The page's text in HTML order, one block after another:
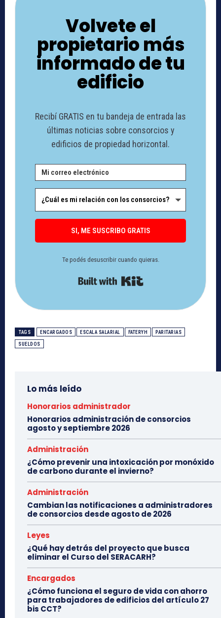
Volvete el
propietario más
informado de tu
edificio
Recibí GRATIS en tu bandeja de entrada las
últimas noticias sobre consorcios y
edificios de propiedad horizontal.
SI, ME SUSCRIBO GRATIS
Te podés desuscribir cuando quieras.
TAGS ENCARGADOS ESCALA SALARIAL FATERYH PARITARIAS
SUELDOS
Lo más leído
Honorarios administrador
Honorarios administración de consorcios
agosto y septiembre 2026
Administración
¿Cómo prevenir una intoxicación por monóxido
de carbono durante el invierno?
Administración
Cambian las notificaciones a administradores
de consorcios desde agosto de 2026
Leyes
¿Qué hay detrás del proyecto que busca
eliminar el Curso del SERACARH?
Encargados
¿Cómo funciona el seguro de vida con ahorro
para trabajadores de edificios del artículo 27
bis CCT?